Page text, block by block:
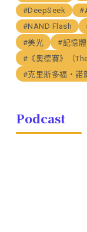
#DeepSeek
#NAND Flash
#美光
#記憶體
#《奧德賽》（
#克里斯多福・諾
Podcast